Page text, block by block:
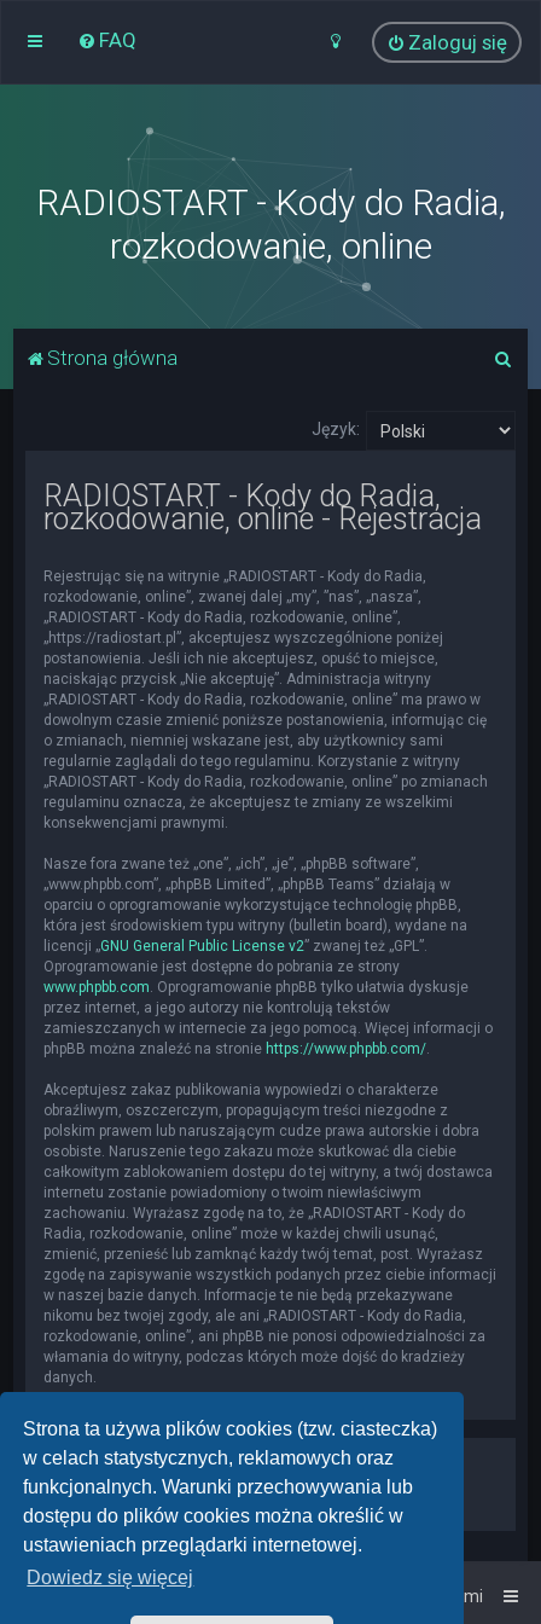
Strona ta używa plików cookies (tzw. ciasteczka)
w celach statystycznych, reklamowych oraz
funkcjonalnych. Warunki przechowywania lub
dostępu do plików cookies można określić w
ustawieniach przeglądarki internetowej.
Dowiedz się więcej
FAQ Zaloguj się
RADIOSTART - Kody do Radia,
rozkodowanie, online
Strona główna
Język:
RADIOSTART - Kody do Radia,
rozkodowanie, online - Rejestracja
Rejestrując się na witrynie „RADIOSTART - Kody do Radia,
rozkodowanie, online”, zwanej dalej „my”, ”nas”, „nasza”,
„RADIOSTART - Kody do Radia, rozkodowanie, online”,
„https://radiostart.pl”, akceptujesz wyszczególnione poniżej
postanowienia. Jeśli ich nie akceptujesz, opuść to miejsce,
naciskając przycisk „Nie akceptuję”. Administracja witryny
„RADIOSTART - Kody do Radia, rozkodowanie, online” ma prawo w
dowolnym czasie zmienić poniższe postanowienia, informując cię
o zmianach, niemniej wskazane jest, aby użytkownicy sami
regularnie zaglądali do tego regulaminu. Korzystanie z witryny
„RADIOSTART - Kody do Radia, rozkodowanie, online” po zmianach
regulaminu oznacza, że akceptujesz te zmiany ze wszelkimi
konsekwencjami prawnymi.
Nasze fora zwane też „one”, „ich”, „je”, „phpBB software”,
„www.phpbb.com”, „phpBB Limited”, „phpBB Teams” działają w
oparciu o oprogramowanie wykorzystujące technologię phpBB,
która jest środowiskiem typu witryny (bulletin board), wydane na
licencji „GNU General Public License v2” zwanej też „GPL”.
Oprogramowanie jest dostępne do pobrania ze strony
www.phpbb.com . Oprogramowanie phpBB tylko ułatwia dyskusje
przez internet, a jego autorzy nie kontrolują tekstów
zamieszczanych w internecie za jego pomocą. Więcej informacji o
phpBB można znaleźć na stronie https://www.phpbb.com/
Akceptujesz zakaz publikowania wypowiedzi o charakterze
obraźliwym, oszczerczym, propagującym treści niezgodne z
polskim prawem lub naruszającym cudze prawa autorskie i dobra
osobiste. Naruszenie tego zakazu może skutkować dla ciebie
całkowitym zablokowaniem dostępu do tej witryny, a twój dostawca
internetu zostanie powiadomiony o twoim niewłaściwym
zachowaniu. Wyrażasz zgodę na to, że „RADIOSTART - Kody do
Radia, rozkodowanie, online” może w każdej chwili usunąć,
zmienić, przenieść lub zamknąć każdy twój temat, post. Wyrażasz
zgodę na zapisywanie wszystkich podanych przez ciebie informacji
w naszej bazie danych. Informacje te nie będą przekazywane
nikomu bez twojej zgody, ale ani „RADIOSTART - Kody do Radia,
rozkodowanie, online”, ani phpBB nie ponosi odpowiedzialności za
włamania do witryny, podczas których może dojść do kradzieży
danych.
Strona główna Kontakt z nami